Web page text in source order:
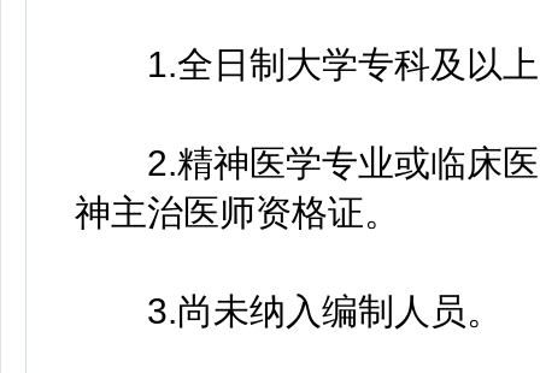
1.全日制大学专科及以上
2.精神医学专业或临床医
神主治医师资格证。
3.尚未纳入编制人员。